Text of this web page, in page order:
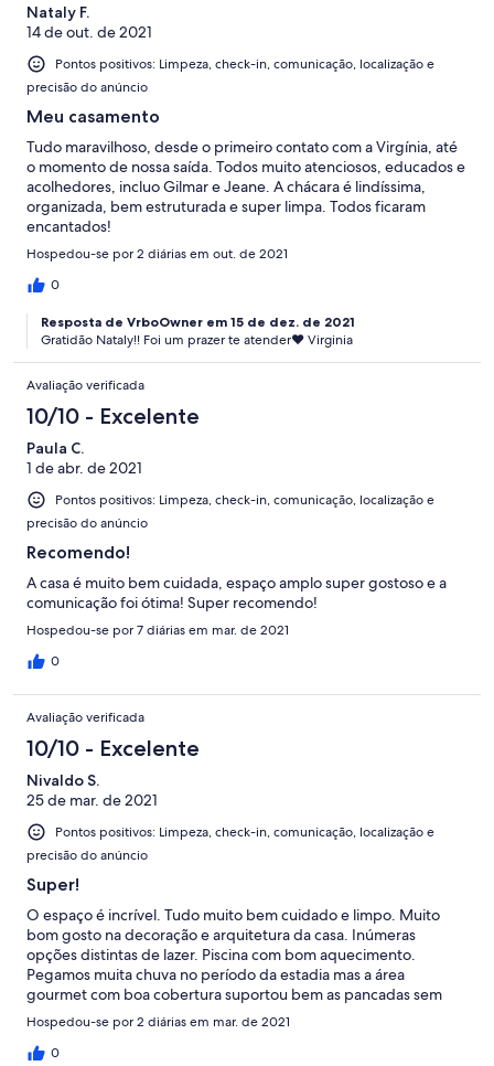
Nataly F.
14 de out. de 2021
Pontos positivos: Limpeza, check-in, comunicação, localização e
precisão do anúncio
Meu casamento
Tudo maravilhoso, desde o primeiro contato com a Virgínia, até
o momento de nossa saída. Todos muito atenciosos, educados e
acolhedores, incluo Gilmar e Jeane. A chácara é lindíssima,
organizada, bem estruturada e super limpa. Todos ficaram
encantados!
Hospedou-se por 2 diárias em out. de 2021
0
Resposta de VrboOwner em 15 de dez. de 2021
Gratidão Nataly!! Foi um prazer te atender❤ Virginia
Avaliação verificada
10/10 - Excelente
Paula C.
1 de abr. de 2021
Pontos positivos: Limpeza, check-in, comunicação, localização e
precisão do anúncio
Recomendo!
A casa é muito bem cuidada, espaço amplo super gostoso e a
comunicação foi ótima! Super recomendo!
Hospedou-se por 7 diárias em mar. de 2021
0
Avaliação verificada
10/10 - Excelente
Nivaldo S.
25 de mar. de 2021
Pontos positivos: Limpeza, check-in, comunicação, localização e
precisão do anúncio
Super!
O espaço é incrível. Tudo muito bem cuidado e limpo. Muito
bom gosto na decoração e arquitetura da casa. Inúmeras
opções distintas de lazer. Piscina com bom aquecimento.
Pegamos muita chuva no período da estadia mas a área
gourmet com boa cobertura suportou bem as pancadas sem
estragar o passeio. Completo também em utensílios de cozinha.
Quartos com camas boas e bons banheiros. Virginia
extremamente atenciosa e acessível o tempo todo. Enfim, tudo
Hospedou-se por 2 diárias em mar. de 2021
0